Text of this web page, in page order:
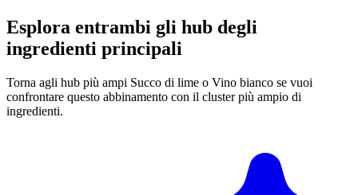
Esplora entrambi gli hub degli
ingredienti principali
Torna agli hub più ampi Succo di lime o Vino bianco se vuoi
confrontare questo abbinamento con il cluster più ampio di
ingredienti.